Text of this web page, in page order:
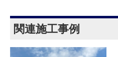
関連施工事例